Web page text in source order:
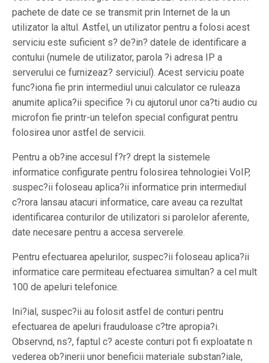
pachete de date ce se transmit prin Internet de la un
utilizator la altul. Astfel, un utilizator pentru a folosi acest
serviciu este suficient s? de?in? datele de identificare a
contului (numele de utilizator, parola ?i adresa IP a
serverului ce furnizeaz? serviciul). Acest serviciu poate
func?iona fie prin intermediul unui calculator ce ruleaza
anumite aplica?ii specifice ?i cu ajutorul unor ca?ti audio cu
microfon fie printr-un telefon special configurat pentru
folosirea unor astfel de servicii.
Pentru a ob?ine accesul f?r? drept la sistemele
informatice configurate pentru folosirea tehnologiei VoIP,
suspec?ii foloseau aplica?ii informatice prin intermediul
c?rora lansau atacuri informatice, care aveau ca rezultat
identificarea conturilor de utilizatori si parolelor aferente,
date necesare pentru a accesa serverele.
Pentru efectuarea apelurilor, suspec?ii foloseau aplica?ii
informatice care permiteau efectuarea simultan? a cel mult
100 de apeluri telefonice.
Ini?ial, suspec?ii au folosit astfel de conturi pentru
efectuarea de apeluri frauduloase c?tre apropia?i.
Observnd, ns?, faptul c? aceste conturi pot fi exploatate n
vederea ob?inerii unor beneficii materiale substan?iale,